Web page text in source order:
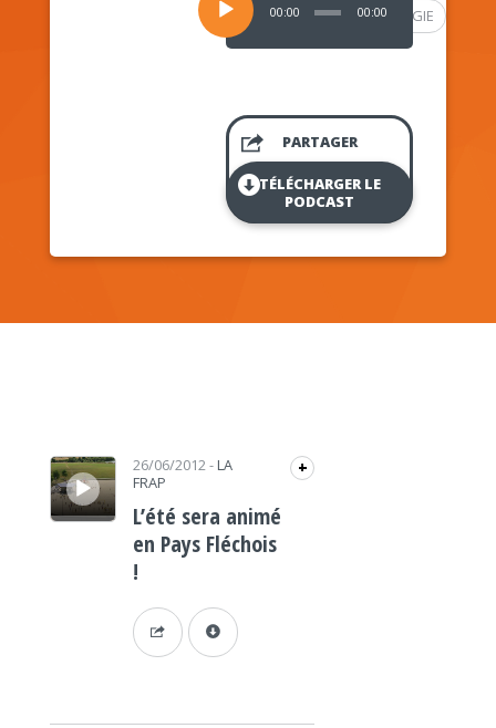
#PSYCHOLOGIE
00:00 00:00
PARTAGER
TÉLÉCHARGER LE
PODCAST
Lecteur audio 26/06/2012- LA
FRAP
+
L’été sera animé
en Pays Fléchois
!